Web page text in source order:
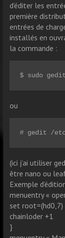
d’éditer les
première
entrées de
installés en
la commande :
$ sudo
ou
# gedit /
(ici j’ai utiliser
être nano ou
Exemple
menuentry «
set root=(hd0,7)
chainloder +1
}